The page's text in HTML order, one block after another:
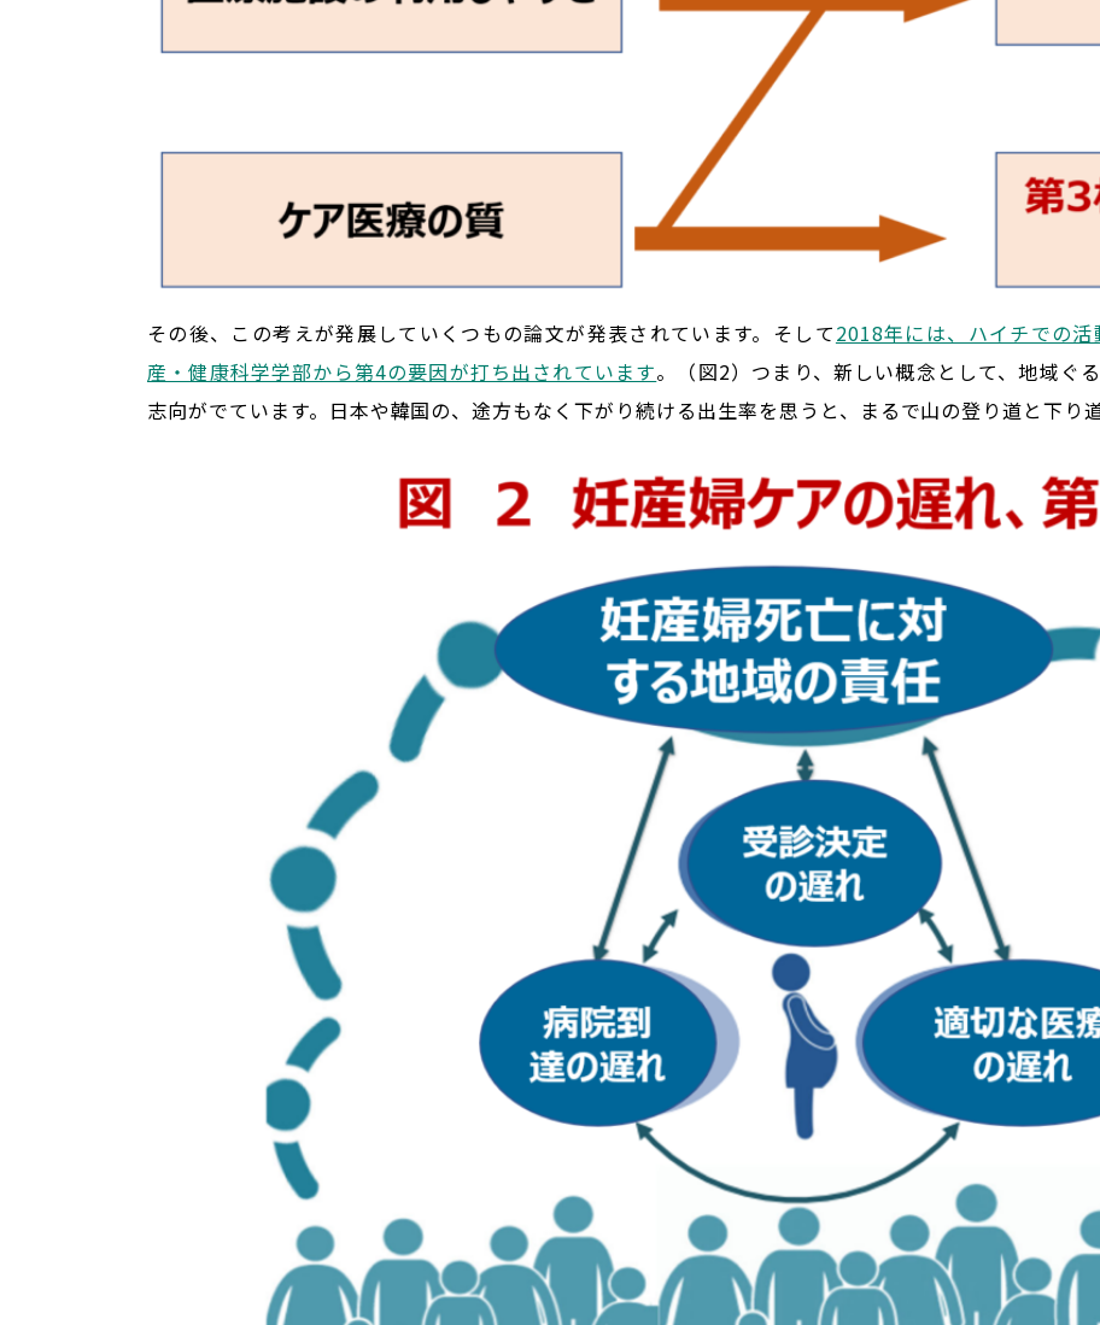
その後、この考えが発展していくつもの論文が発表されています。そして2018年には、ハイチでの
産・健康科学学部から第4の要因が打ち出されています。（図2）つまり、新しい概念として、地域ぐ
志向がでています。日本や韓国の、途方もなく下がり続ける出生率を思うと、まるで山の登り道と下り